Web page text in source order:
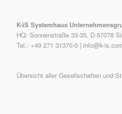
K-iS Systemhaus
HQ: Sonnenstraße 33-35, D-57078
Tel.: +49 271 31370-0 | info@k-
Übersicht aller Gesellschaften und